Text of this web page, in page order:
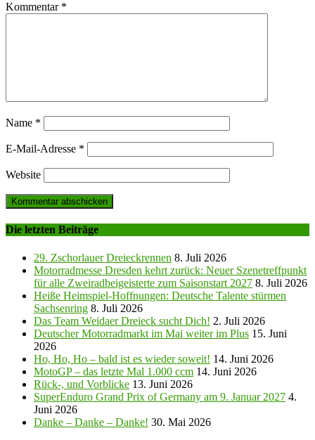
Kommentar *
Name *
E-Mail-Adresse *
Website
Die letzten Beiträge
29. Zschorlauer Dreieckrennen 8. Juli 2026
Motorradmesse Dresden kehrt zurück: Neuer Szenetreffpunkt
für alle Zweiradbeigeisterte zum Saisonstart 2027 8. Juli 2026
Heiße Heimspiel-Hoffnungen: Deutsche Talente stürmen
Sachsenring 8. Juli 2026
Das Team Weidaer Dreieck sucht Dich! 2. Juli 2026
Deutscher Motorradmarkt im Mai weiter im Plus 15. Juni
2026
Ho, Ho, Ho – bald ist es wieder soweit! 14. Juni 2026
MotoGP – das letzte Mal 1.000 ccm 14. Juni 2026
Rück-, und Vorblicke 13. Juni 2026
SuperEnduro Grand Prix of Germany am 9. Januar 2027 4.
Juni 2026
Danke – Danke – Danke! 30. Mai 2026